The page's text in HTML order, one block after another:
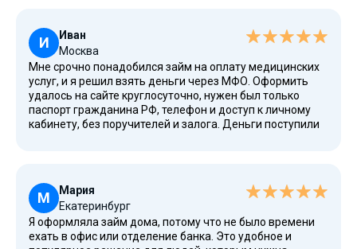
И
Иван
Москва
Мне срочно понадобился займ на оплату медицинских
услуг, и я решил взять деньги через МФО. Оформить
удалось на сайте круглосуточно, нужен был только
паспорт гражданина РФ, телефон и доступ к личному
кабинету, без поручителей и залога. Деньги поступили
М
Мария
Екатеринбург
Я оформляла займ дома, потому что не было времени
ехать в офис или отделение банка. Это удобное и